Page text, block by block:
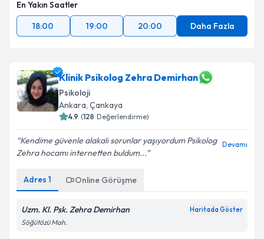
En Yakın Saatler
18:00
19:00 20:00 Daha Fazla
Klinik Psikolog Zehra Demirhan
Psikoloji
Ankara, Çankaya
4.9 (128 Değerlendirme)
Kendime güvenle alakalı sorunlar yaşıyordum Psikolog
Zehra hocamı internetten buldum...
Devamı
Adres 1 Online Görüşme
Uzm. Kl. Psk. Zehra Demirhan Haritada Göster
Söğütözü Mah.